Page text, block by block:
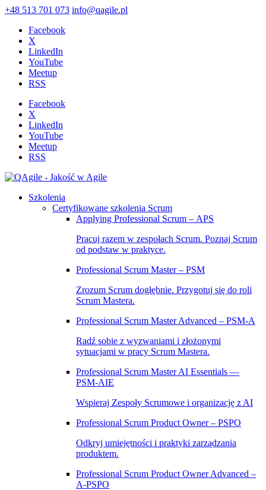
+48 513 701 073 info@qagile.pl
Facebook
X
LinkedIn
YouTube
Meetup
RSS
Facebook
X
LinkedIn
YouTube
Meetup
RSS
Szkolenia
Certyfikowane szkolenia Scrum
Applying Professional Scrum – APS
Pracuj razem w zespołach Scrum. Poznaj Scrum
od podstaw w praktyce.
Professional Scrum Master – PSM
Zrozum Scrum dogłębnie. Przygotuj się do roli
Scrum Mastera.
Professional Scrum Master Advanced – PSM‑A
Radź sobie z wyzwaniami i złożonymi
sytuacjami w pracy Scrum Mastera.
Professional Scrum Master AI Essentials —
PSM-AIE
Wspieraj Zespoły Scrumowe i organizację z AI
Professional Scrum Product Owner – PSPO
Odkryj umiejętności i praktyki zarządzania
produktem.
Professional Scrum Product Owner Advanced –
A‑PSPO